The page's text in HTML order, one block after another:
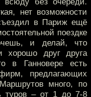
нет возможности
в Париж ещё
поездке
и делай, что
хорошо друг друга
в Ганновере есть
предлагающих
много, по
туров – от 1 до 7-8